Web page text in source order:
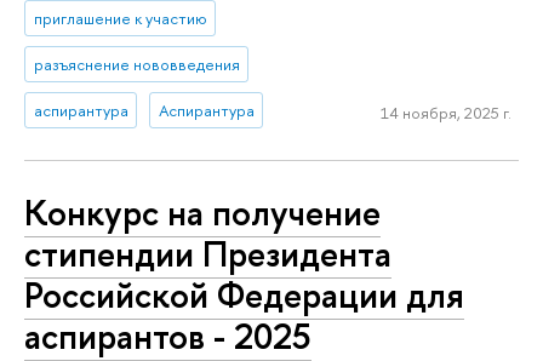
приглашение к участию
разъяснение нововведения
аспирантура Аспирантура 14 ноября, 2025 г.
Конкурс на получение
стипендии Президента
Российской Федерации для
аспирантов - 2025